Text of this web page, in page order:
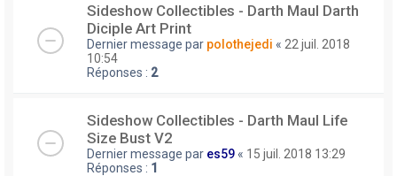
Sideshow Collectibles - Darth Maul Darth
Diciple Art Print
Dernier message par polothejedi « 22 juil. 2018
10:54
Réponses : 2
Sideshow Collectibles - Darth Maul Life
Size Bust V2
Dernier message par es59 « 15 juil. 2018 13:29
Réponses : 1